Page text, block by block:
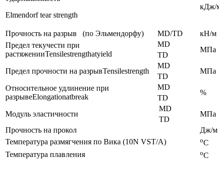
Elmendorf tear strength
кДж/
Прочность на разрыв (по Эльмендорфу) MD/TD
кН/м
Предел текучести при
растяженииTensilestrengthatyield
MD
МПа
TD
Предел прочности на разрывTensilestrength
MD
МПа
TD
Относительное удлинение при
разрывеElongationatbreak
MD
%
TD
Модуль эластичности
MD
МПа
TD
Прочность на прокол
Дж/м
Температура размягчения по Вика (10N VST/A)
оС
Температура плавления
оС